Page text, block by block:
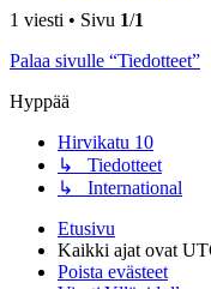
1 viesti • Sivu 1/1
Palaa sivulle “Tiedotteet”
Hyppää
Hirvikatu 10
↳ Tiedotteet
↳ International
Etusivu
Kaikki ajat ovat
Poista evästeet